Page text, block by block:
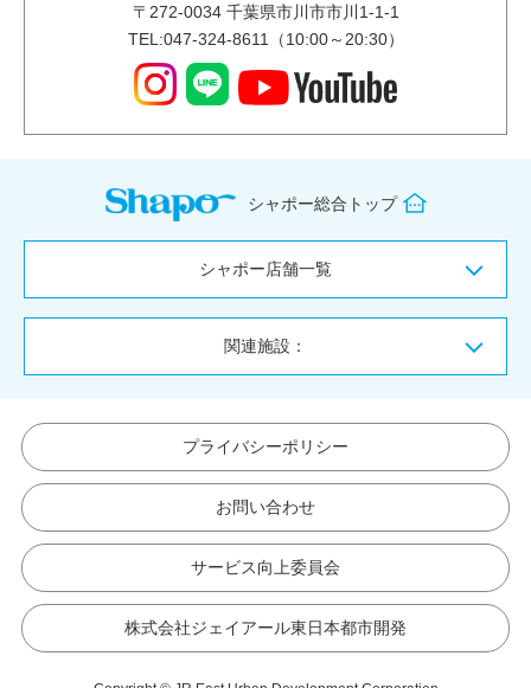
〒 272-0034千葉県市川市市川1-1-1
TEL:047-324-8611（10:00～20:30）
シャポー総合トップ
シャポー店舗一覧
関連施設：
プライバシーポリシー
お問い合わせ
サービス向上委員会
株式会社ジェイアール東日本都市開発